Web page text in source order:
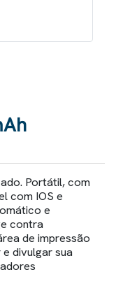
Portátil, com
com IOS e
e
contra
de impressão
divulgar sua